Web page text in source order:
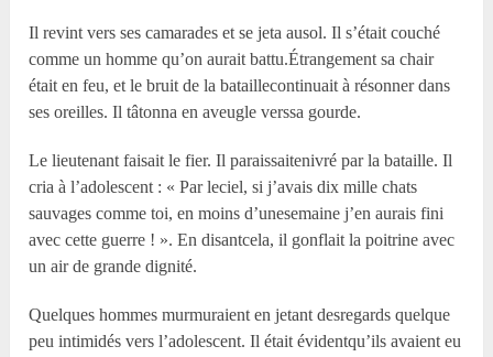
Il revint vers ses camarades et se jeta ausol. Il s’était couché
comme un homme qu’on aurait battu.Étrangement sa chair
était en feu, et le bruit de la bataillecontinuait à résonner dans
ses oreilles. Il tâtonna en aveugle verssa gourde.
Le lieutenant faisait le fier. Il paraissaitenivré par la bataille. Il
cria à l’adolescent : « Par leciel, si j’avais dix mille chats
sauvages comme toi, en moins d’unesemaine j’en aurais fini
avec cette guerre ! ». En disantcela, il gonflait la poitrine avec
un air de grande dignité.
Quelques hommes murmuraient en jetant desregards quelque
peu intimidés vers l’adolescent. Il était évidentqu’ils avaient eu